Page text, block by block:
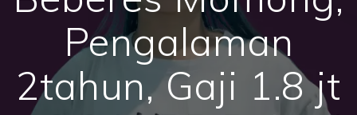
Pengalaman
2tahun, Gaji 1.8 jt